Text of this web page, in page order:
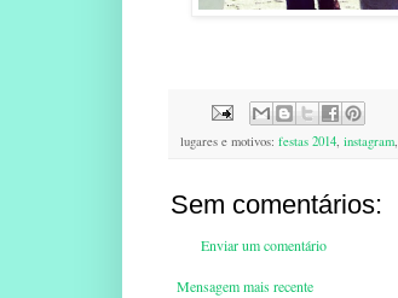
lugares e motivos: festas 2014, instagram,
Sem comentários:
Enviar um comentário
Mensagem mais recente